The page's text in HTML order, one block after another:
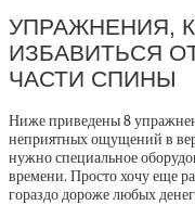
УПРАЖНЕНИЯ,
ИЗБАВИТЬСЯ
ЧАСТИ СПИНЫ
Ниже приведены 8
неприятных ощущений в
нужно специальное
времени. Просто хочу еще
гораздо дороже любых